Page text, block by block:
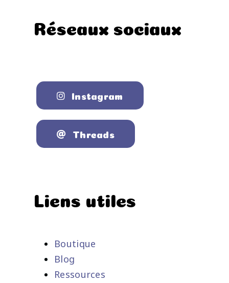
Réseaux sociaux
Instagram
Threads
Liens utiles
Boutique
Blog
Ressources